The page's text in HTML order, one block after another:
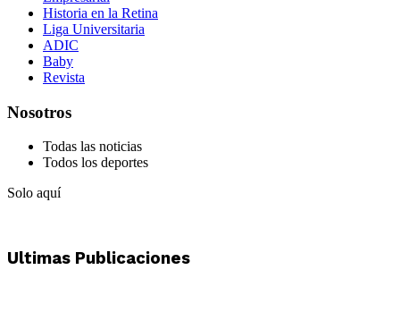
Historia en la Retina
Liga Universitaria
ADIC
Baby
Revista
Nosotros
Todas las noticias
Todos los deportes
Solo aquí
Ultimas Publicaciones